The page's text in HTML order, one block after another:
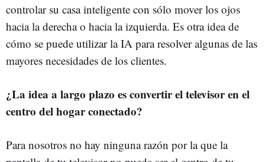
controlar su casa inteligente con sólo mover los ojos
hacia la derecha o hacia la izquierda. Es otra idea de
cómo se puede utilizar la IA para resolver algunas de las
mayores necesidades de los clientes.
¿La idea a largo plazo es convertir el televisor en el
centro del hogar conectado?
Para nosotros no hay ninguna razón por la que la